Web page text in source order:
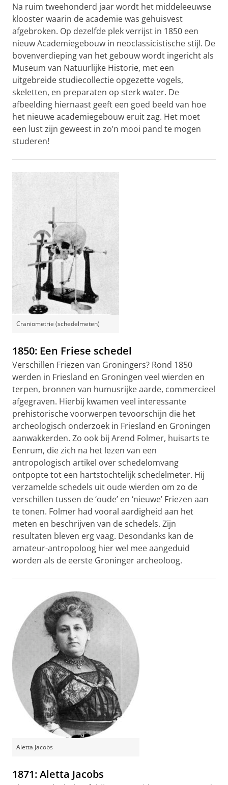
Na ruim tweehonderd jaar wordt het middeleeuwse
klooster waarin de academie was gehuisvest
afgebroken. Op dezelfde plek verrijst in 1850 een
nieuw Academiegebouw in neoclassicistische stijl. De
bovenverdieping van het gebouw wordt ingericht als
Museum van Natuurlijke Historie, met een
uitgebreide studiecollectie opgezette vogels,
skeletten, en preparaten op sterk water. De
afbeelding hiernaast geeft een goed beeld van hoe
het nieuwe academiegebouw eruit zag. Het moet
een lust zijn geweest in zo’n mooi pand te mogen
studeren!
Craniometrie (schedelmeten)
1850: Een Friese schedel
Verschillen Friezen van Groningers? Rond 1850
werden in Friesland en Groningen veel wierden en
terpen, bronnen van humusrijke aarde, commercieel
afgegraven. Hierbij kwamen veel interessante
prehistorische voorwerpen tevoorschijn die het
archeologisch onderzoek in Friesland en Groningen
aanwakkerden. Zo ook bij Arend Folmer, huisarts te
Eenrum, die zich na het lezen van een
antropologisch artikel over schedelomvang
ontpopte tot een hartstochtelijk schedelmeter. Hij
verzamelde schedels uit oude wierden om zo de
verschillen tussen de ‘oude’ en ‘nieuwe’ Friezen aan
te tonen. Folmer had vooral aardigheid aan het
meten en beschrijven van de schedels. Zijn
resultaten bleven erg vaag. Desondanks kan de
amateur-antropoloog hier wel mee aangeduid
worden als de eerste Groninger archeoloog.
Aletta Jacobs
1871: Aletta Jacobs